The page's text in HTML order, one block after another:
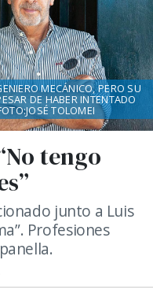
tengo
junto a Luis
Profesiones
MECÁNICO, PERO SU
DE HABER INTENTADO
TOLOMEI